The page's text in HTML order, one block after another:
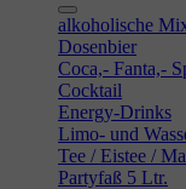
alkoholische
Dosenbier
Coca,- Fanta,-
Cocktail
Energy-Drinks
Limo- und
Tee / Eistee /
Partyfaß 5 Ltr.